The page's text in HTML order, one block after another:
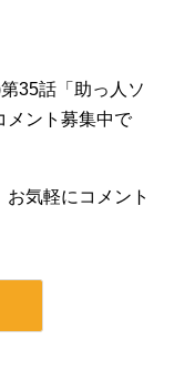
35話「助っ人ソ
メント募集中で
気軽にコメント